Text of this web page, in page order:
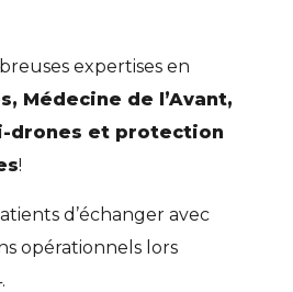
expertises en
Médecine de l’Avant,
drones et protection
!
d’échanger avec
opérationnels lors